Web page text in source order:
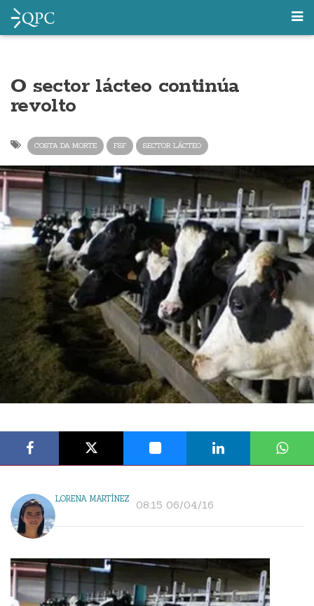
O sector lácteo continúa
revolto
COSTA DA MORTE FSF SECTOR LÁCTEO
LORENA MARTÍNEZ 08:15 06/04/16